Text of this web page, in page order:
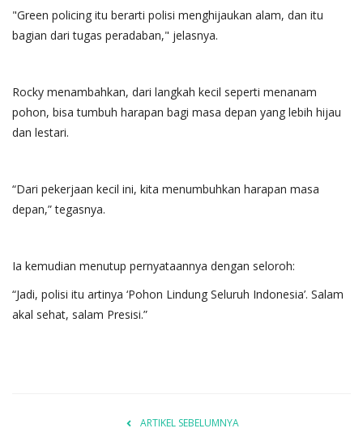
"Green policing itu berarti polisi menghijaukan alam, dan itu
bagian dari tugas peradaban," jelasnya.
Rocky menambahkan, dari langkah kecil seperti menanam
pohon, bisa tumbuh harapan bagi masa depan yang lebih hijau
dan lestari.
“Dari pekerjaan kecil ini, kita menumbuhkan harapan masa
depan,” tegasnya.
Ia kemudian menutup pernyataannya dengan seloroh:
“Jadi, polisi itu artinya ‘Pohon Lindung Seluruh Indonesia’. Salam
akal sehat, salam Presisi.”
ARTIKEL SEBELUMNYA